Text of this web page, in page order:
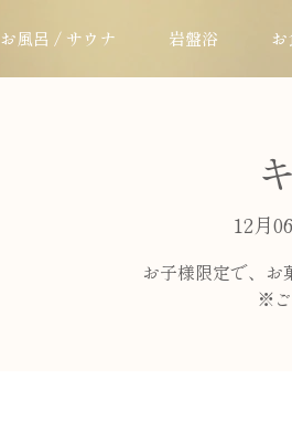
お風呂 / サウナ 岩盤浴
12月
お子様限定で、お
※ご